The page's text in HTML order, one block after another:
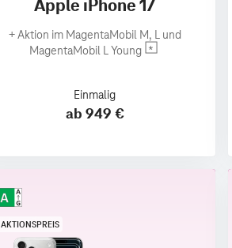
Apple iPhone 17
+Aktion im MagentaMobil M, L und
MagentaMobil L Young
Einmalig
ab 949 €
AKTIONSPREIS